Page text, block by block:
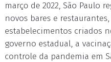
março de 2022, São Paulo
novos bares e
estabelecimentos criados
governo estadual, a
controle da pandemia em